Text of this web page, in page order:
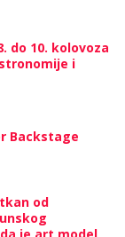
do 10. kolovoza
i
Backstage
od
je art model